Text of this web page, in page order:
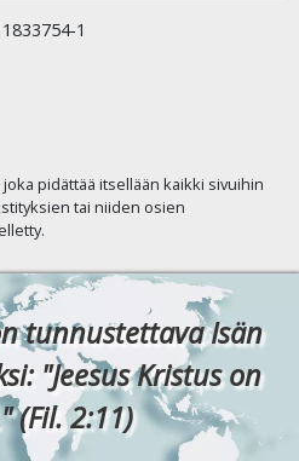
1
pidättää itsellään kaikki sivuihin
tai niiden osien
tunnustettava Isän
"Jeesus Kristus on
(Fil. 2:11)